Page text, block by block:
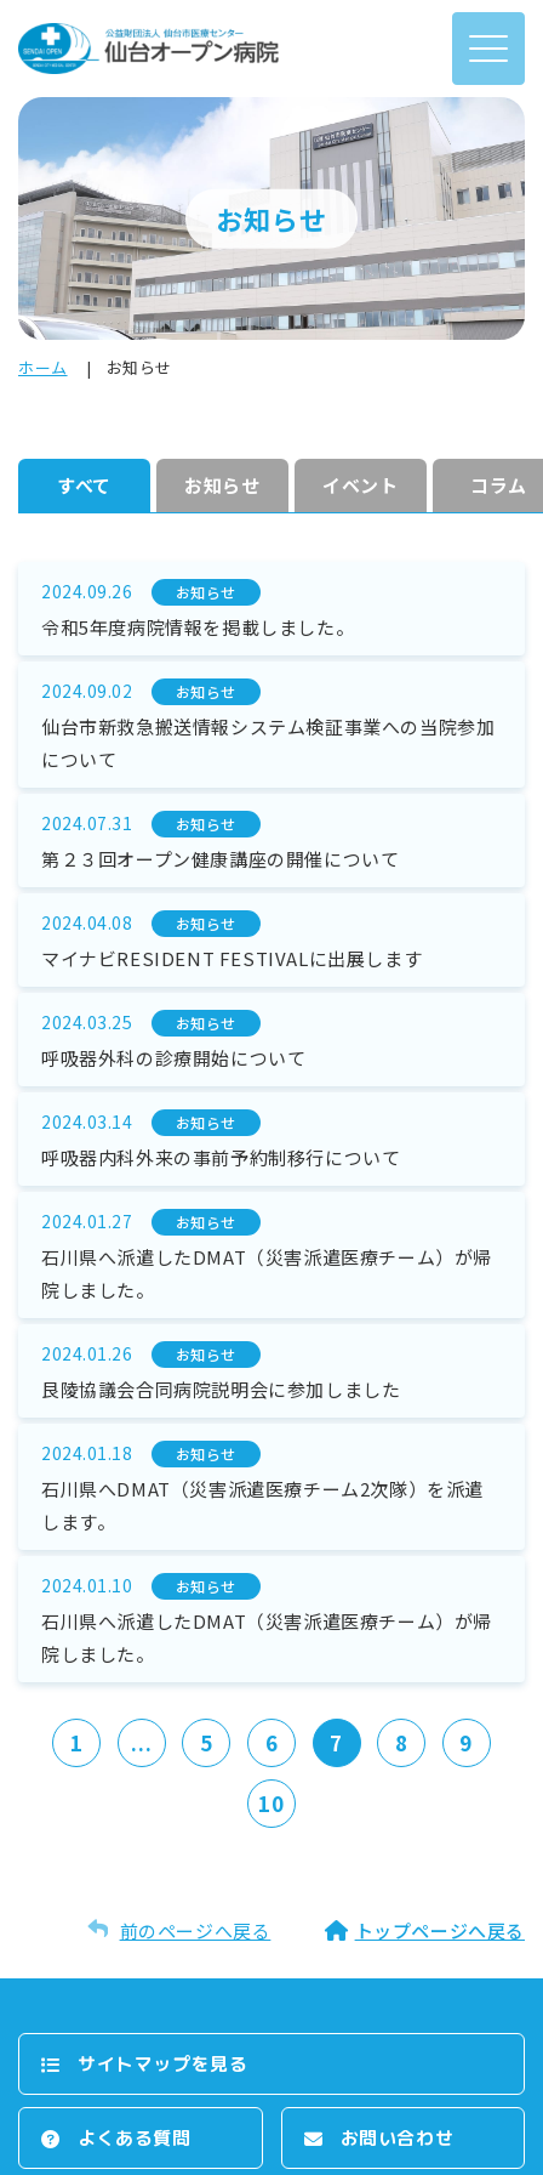
お知らせ
ホーム お知らせ
すべて お知らせ イベント コラム
2024.09.26 お知らせ
令和5年度病院情報を掲載しました。
2024.09.02 お知らせ
仙台市新救急搬送情報システム検証事業への当院参加
について
2024.07.31 お知らせ
第２３回オープン健康講座の開催について
2024.04.08 お知らせ
マイナビRESIDENT FESTIVALに出展します
2024.03.25 お知らせ
呼吸器外科の診療開始について
2024.03.14 お知らせ
呼吸器内科外来の事前予約制移行について
2024.01.27 お知らせ
石川県へ派遣したDMAT（災害派遣医療チーム）が帰
院しました。
2024.01.26 お知らせ
艮陵協議会合同病院説明会に参加しました
2024.01.18 お知らせ
石川県へDMAT（災害派遣医療チーム2次隊）を派遣
します。
2024.01.10 お知らせ
石川県へ派遣したDMAT（災害派遣医療チーム）が帰
院しました。
1 ... 5 6 7 8
9
10
前のページへ戻る トップページへ戻る
サイトマップを⾒る
よくある質問 お問い合わせ